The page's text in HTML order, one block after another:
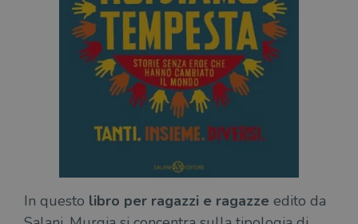
In questo libro per ragazzi e ragazze edito da